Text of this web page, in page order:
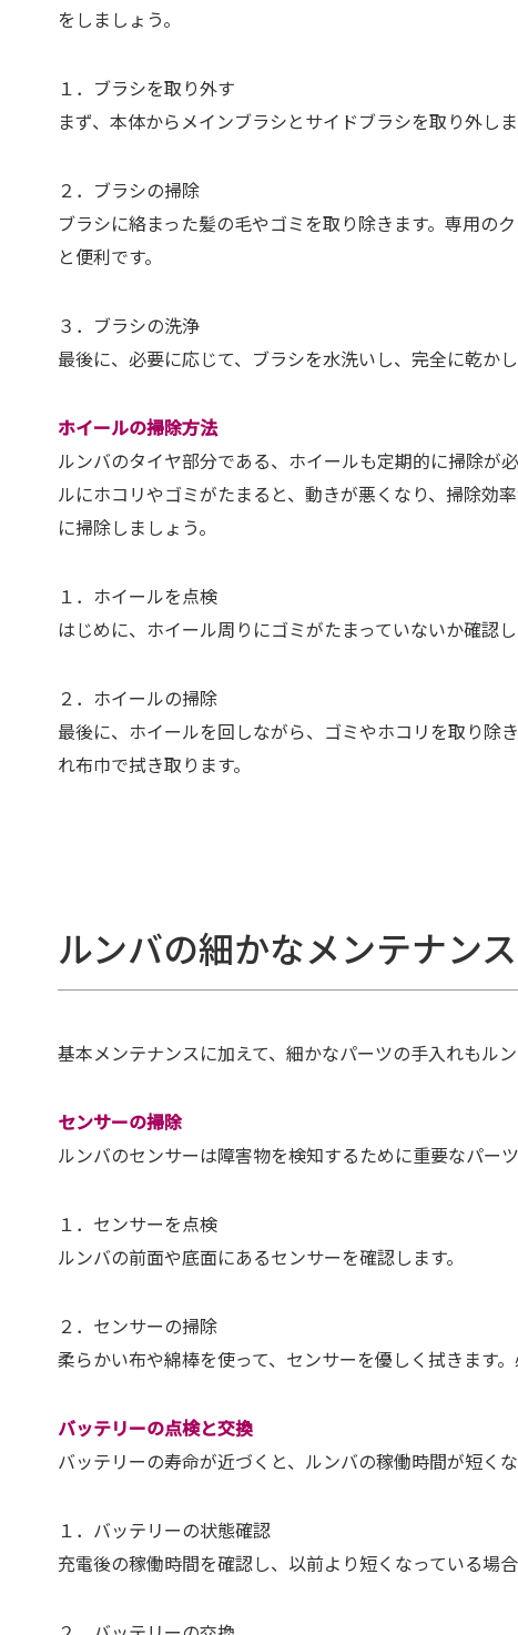
をしましょう。
１．ブラシを取り外す
まず、本体からメインブラシとサイドブラシを取り外しま
２．ブラシの掃除
ブラシに絡まった髪の毛やゴミを取り除きます。専用の
と便利です。
３．ブラシの洗浄
最後に、必要に応じて、ブラシを水洗いし、完全に乾かし
ホイールの掃除方法
ルンバのタイヤ部分である、ホイールも定期的に掃除が
ルにホコリやゴミがたまると、動きが悪くなり、掃除効
に掃除しましょう。
１．ホイールを点検
はじめに、ホイール周りにゴミがたまっていないか確認し
２．ホイールの掃除
最後に、ホイールを回しながら、ゴミやホコリを取り除
れ布巾で拭き取ります。
ルンバの細かなメンテナン
基本メンテナンスに加えて、細かなパーツの手入れもル
センサーの掃除
ルンバのセンサーは障害物を検知するために重要なパー
１．センサーを点検
ルンバの前面や底面にあるセンサーを確認します。
２．センサーの掃除
柔らかい布や綿棒を使って、センサーを優しく拭きます
バッテリーの点検と交換
バッテリーの寿命が近づくと、ルンバの稼働時間が短く
１．バッテリーの状態確認
充電後の稼働時間を確認し、以前より短くなっている場合